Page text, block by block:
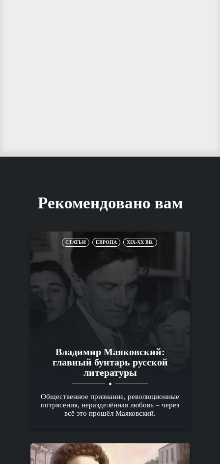
Рекомендовано вам
СТАТЬИ ЕВРОПА XIX-XX ВВ.
Владимир Маяковский:
главный бунтарь русской
литературы
Общественное признание, революционные
потрясения, неразделённая любовь – через
всё это прошёл Маяковский.